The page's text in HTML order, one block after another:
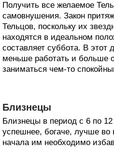
Получить все желаемое
самовнушения. Закон
Тельцов, поскольку их
находятся в идеальном
составляет суббота. В этот
меньше работать и больше
заниматься чем-то
Близнецы
Близнецы в период с 6 по 12
успешнее, богаче, лучше
начала им необходимо